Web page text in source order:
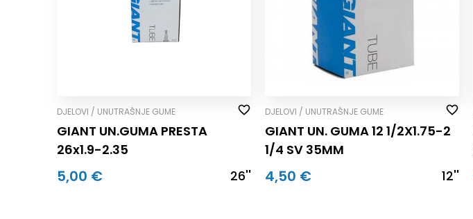
DJELOVI / UNUTRAŠNJE GUME
GIANT UN.GUMA PRESTA
26x1.9-2.35
5,00 € 26''
DJELOVI / UNUTRAŠNJE GUME
GIANT UN. GUMA 12 1/2X1.75-2
1/4 SV 35MM
4,50 € 12''